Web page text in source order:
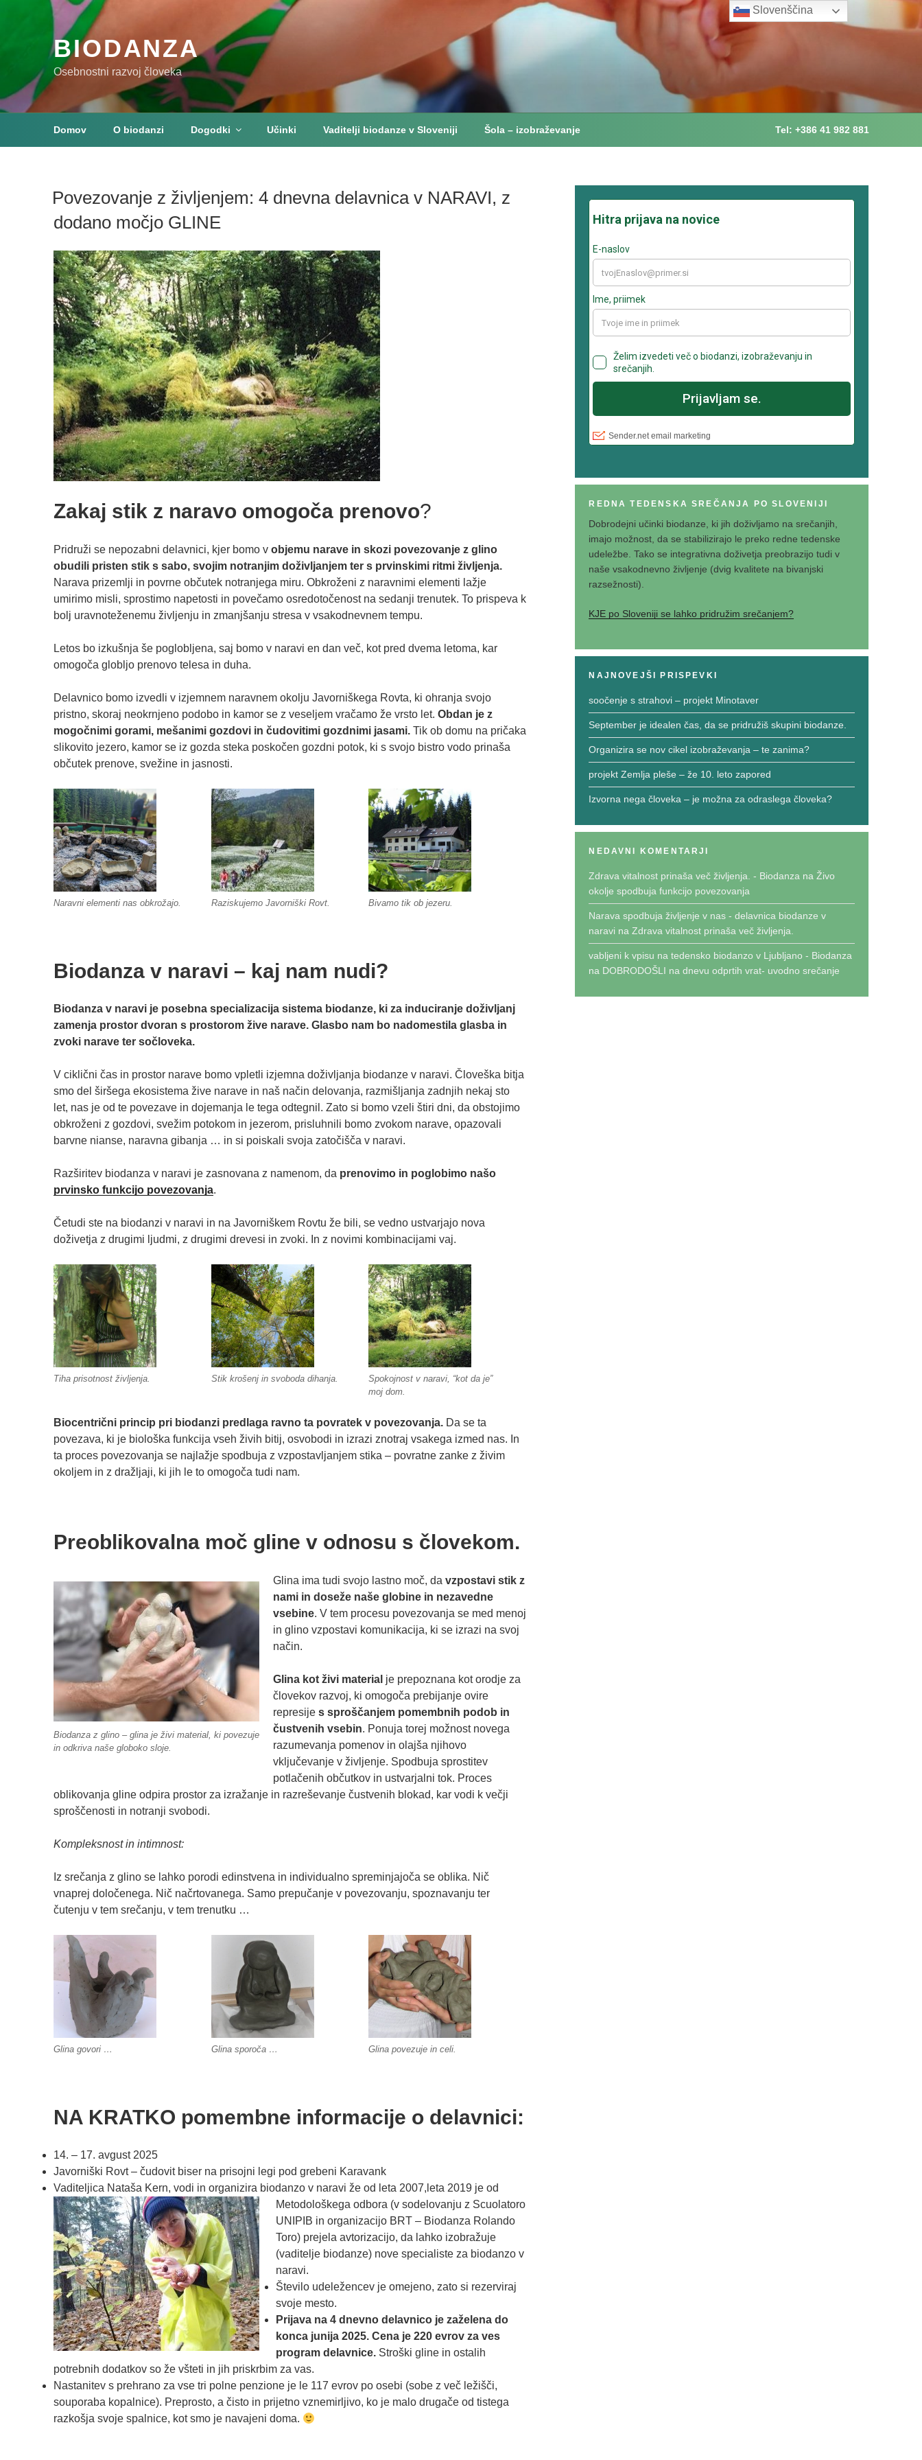
BIODANZA
Osebnostni razvoj človeka
Domov O biodanzi Dogodki Učinki Vaditelji biodanze v Sloveniji Šola – izobraževanje Tel: +386 41 982 881
Povezovanje z življenjem: 4 dnevna delavnica v NARAVI, z
dodano močjo GLINE
Zakaj stik z naravo omogoča prenovo?
Pridruži se nepozabni delavnici, kjer bomo v objemu narave in skozi povezovanje z glino
obudili pristen stik s sabo, svojim notranjim doživljanjem ter s prvinskimi ritmi življenja.
Narava prizemlji in povrne občutek notranjega miru. Obkroženi z naravnimi elementi lažje
umirimo misli, sprostimo napetosti in povečamo osredotočenost na sedanji trenutek. To prispeva k
bolj uravnoteženemu življenju in zmanjšanju stresa v vsakodnevnem tempu.
Letos bo izkušnja še poglobljena, saj bomo v naravi en dan več, kot pred dvema letoma, kar
omogoča globljo prenovo telesa in duha.
Delavnico bomo izvedli v izjemnem naravnem okolju Javorniškega Rovta, ki ohranja svojo
pristno, skoraj neokrnjeno podobo in kamor se z veseljem vračamo že vrsto let. Obdan je z
mogočnimi gorami, mešanimi gozdovi in čudovitimi gozdnimi jasami. Tik ob domu na pričaka
slikovito jezero, kamor se iz gozda steka poskočen gozdni potok, ki s svojo bistro vodo prinaša
občutek prenove, svežine in jasnosti.
Naravni elementi nas obkrožajo. Raziskujemo Javorniški Rovt. Bivamo tik ob jezeru.
Biodanza v naravi – kaj nam nudi?
Biodanza v naravi je posebna specializacija sistema biodanze, ki za induciranje doživljanj
zamenja prostor dvoran s prostorom žive narave. Glasbo nam bo nadomestila glasba in
zvoki narave ter sočloveka.
V ciklični čas in prostor narave bomo vpletli izjemna doživljanja biodanze v naravi. Človeška bitja
smo del širšega ekosistema žive narave in naš način delovanja, razmišljanja zadnjih nekaj sto
let, nas je od te povezave in dojemanja le tega odtegnil. Zato si bomo vzeli štiri dni, da obstojimo
obkroženi z gozdovi, svežim potokom in jezerom, prisluhnili bomo zvokom narave, opazovali
barvne nianse, naravna gibanja … in si poiskali svoja zatočišča v naravi.
Razširitev biodanza v naravi je zasnovana z namenom, da prenovimo in poglobimo našo
prvinsko funkcijo povezovanja.
Četudi ste na biodanzi v naravi in na Javorniškem Rovtu že bili, se vedno ustvarjajo nova
doživetja z drugimi ljudmi, z drugimi drevesi in zvoki. In z novimi kombinacijami vaj.
Tiha prisotnost življenja. Stik krošenj in svoboda dihanja.
Spokojnost v naravi, “kot da je”
moj dom.
Biocentrični princip pri biodanzi predlaga ravno ta povratek v povezovanja. Da se ta
povezava, ki je biološka funkcija vseh živih bitij, osvobodi in izrazi znotraj vsakega izmed nas. In
ta proces povezovanja se najlažje spodbuja z vzpostavljanjem stika – povratne zanke z živim
okoljem in z dražljaji, ki jih le to omogoča tudi nam.
Preoblikovalna moč gline v odnosu s človekom.
Biodanza z glino – glina je živi material, ki povezuje
in odkriva naše globoko sloje.
Glina ima tudi svojo lastno moč, da vzpostavi stik z
nami in doseže naše globine in nezavedne
vsebine. V tem procesu povezovanja se med menoj
in glino vzpostavi komunikacija, ki se izrazi na svoj
način.
Glina kot živi material je prepoznana kot orodje za
človekov razvoj, ki omogoča prebijanje ovire
represije s sproščanjem pomembnih podob in
čustvenih vsebin. Ponuja torej možnost novega
razumevanja pomenov in olajša njihovo
vključevanje v življenje. Spodbuja sprostitev
potlačenih občutkov in ustvarjalni tok. Proces
oblikovanja gline odpira prostor za izražanje in razreševanje čustvenih blokad, kar vodi k večji
sproščenosti in notranji svobodi.
Kompleksnost in intimnost:
Iz srečanja z glino se lahko porodi edinstvena in individualno spreminjajoča se oblika. Nič
vnaprej določenega. Nič načrtovanega. Samo prepučanje v povezovanju, spoznavanju ter
čutenju v tem srečanju, v tem trenutku …
Glina govori … Glina sporoča … Glina povezuje in celi.
NA KRATKO pomembne informacije o delavnici:
14. – 17. avgust 2025
Javorniški Rovt – čudovit biser na prisojni legi pod grebeni Karavank
Vaditeljica Nataša Kern, vodi in organizira biodanzo v naravi že od leta 2007, leta 2019 je od
Metodološkega odbora (v sodelovanju z Scuolatoro
UNIPIB in organizacijo BRT – Biodanza Rolando
Toro) prejela avtorizacijo, da lahko izobražuje
(vaditelje biodanze) nove specialiste za biodanzo v
naravi.
Število udeležencev je omejeno, zato si rezerviraj
svoje mesto.
Prijava na 4 dnevno delavnico je zaželena do
konca junija 2025. Cena je 220 evrov za ves
program delavnice. Stroški gline in ostalih
potrebnih dodatkov so že všteti in jih priskrbim za vas.
Nastanitev s prehrano za vse tri polne penzione je le 117 evrov po osebi (sobe z več ležišči,
souporaba kopalnice). Preprosto, a čisto in prijetno vznemirljivo, ko je malo drugače od tistega
razkošja svoje spalnice, kot smo je navajeni doma.
REDNA TEDENSKA SREČANJA PO SLOVENIJI
Dobrodejni učinki biodanze, ki jih doživljamo na srečanjih,
imajo možnost, da se stabilizirajo le preko redne tedenske
udeležbe. Tako se integrativna doživetja preobrazijo tudi v
naše vsakodnevno življenje (dvig kvalitete na bivanjski
razsežnosti).
KJE po Sloveniji se lahko pridružim srečanjem?
NAJNOVEJŠI PRISPEVKI
soočenje s strahovi – projekt Minotaver
September je idealen čas, da se pridružiš skupini biodanze.
Organizira se nov cikel izobraževanja – te zanima?
projekt Zemlja pleše – že 10. leto zapored
Izvorna nega človeka – je možna za odraslega človeka?
NEDAVNI KOMENTARJI
Zdrava vitalnost prinaša več življenja. - Biodanza naŽivo
okolje spodbuja funkcijo povezovanja
Narava spodbuja življenje v nas - delavnica biodanze v
naravi naZdrava vitalnost prinaša več življenja.
vabljeni k vpisu na tedensko biodanzo v Ljubljano - Biodanza
na DOBRODOŠLI na dnevu odprtih vrat- uvodno srečanje
Slovenščina